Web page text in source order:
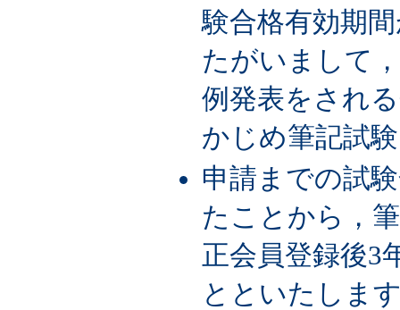
験合格有効期
たがいまして
例発表をされ
かじめ筆記試
申請までの試
たことから，
正会員登録後3
とといたしま